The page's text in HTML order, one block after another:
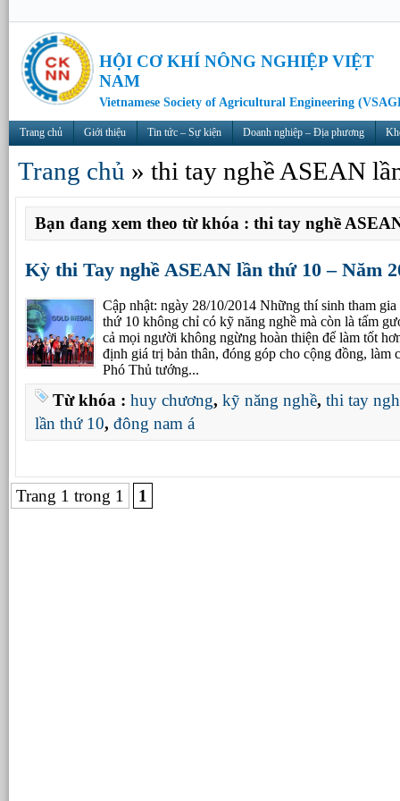
HỘI CƠ KHÍ NÔNG NGHIỆP VIỆT
NAM
Vietnamese Society of Agricultural Engineering
Trang chủ Giới thiệu Tin tức – Sự kiện Doanh nghiệp – Địa phương
Trang chủ » thi tay nghề ASEAN
Bạn đang xem theo từ khóa : thi tay nghề
Kỳ thi Tay nghề ASEAN lần thứ 10 – Năm
Cập nhật: ngày 28/10/2014 Những thí sinh tham
thứ 10 không chỉ có kỹ năng nghề mà còn là tấm
cả mọi người không ngừng hoàn thiện để làm tốt
định giá trị bản thân, đóng góp cho cộng đồng, làm
Phó Thủ tướng...
Từ khóa : huy chương, kỹ năng nghề, thi tay
lần thứ 10, đông nam á
Trang 1 trong 1 1